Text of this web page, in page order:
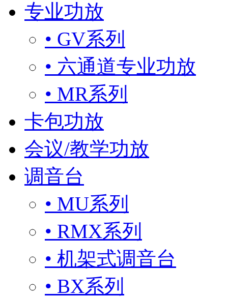
专业功放
• GV系列
• 六通道专业功放
• MR系列
卡包功放
会议/教学功放
调音台
• MU系列
• RMX系列
• 机架式调音台
• BX系列